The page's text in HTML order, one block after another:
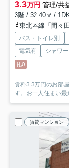
3.3万円 管理/共
3階 / 32.40㎡ /
東北本線「間々
バス・トイレ別
電気有
シャワー
礼0
賃料3.3万円のお部
す。お一人住まい最
賃貸マンション